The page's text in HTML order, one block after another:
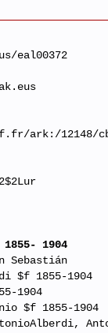
eal00372
ark:/12148/
1904
Sebastián
$f 1855-1904
1904
$f 1855-1904